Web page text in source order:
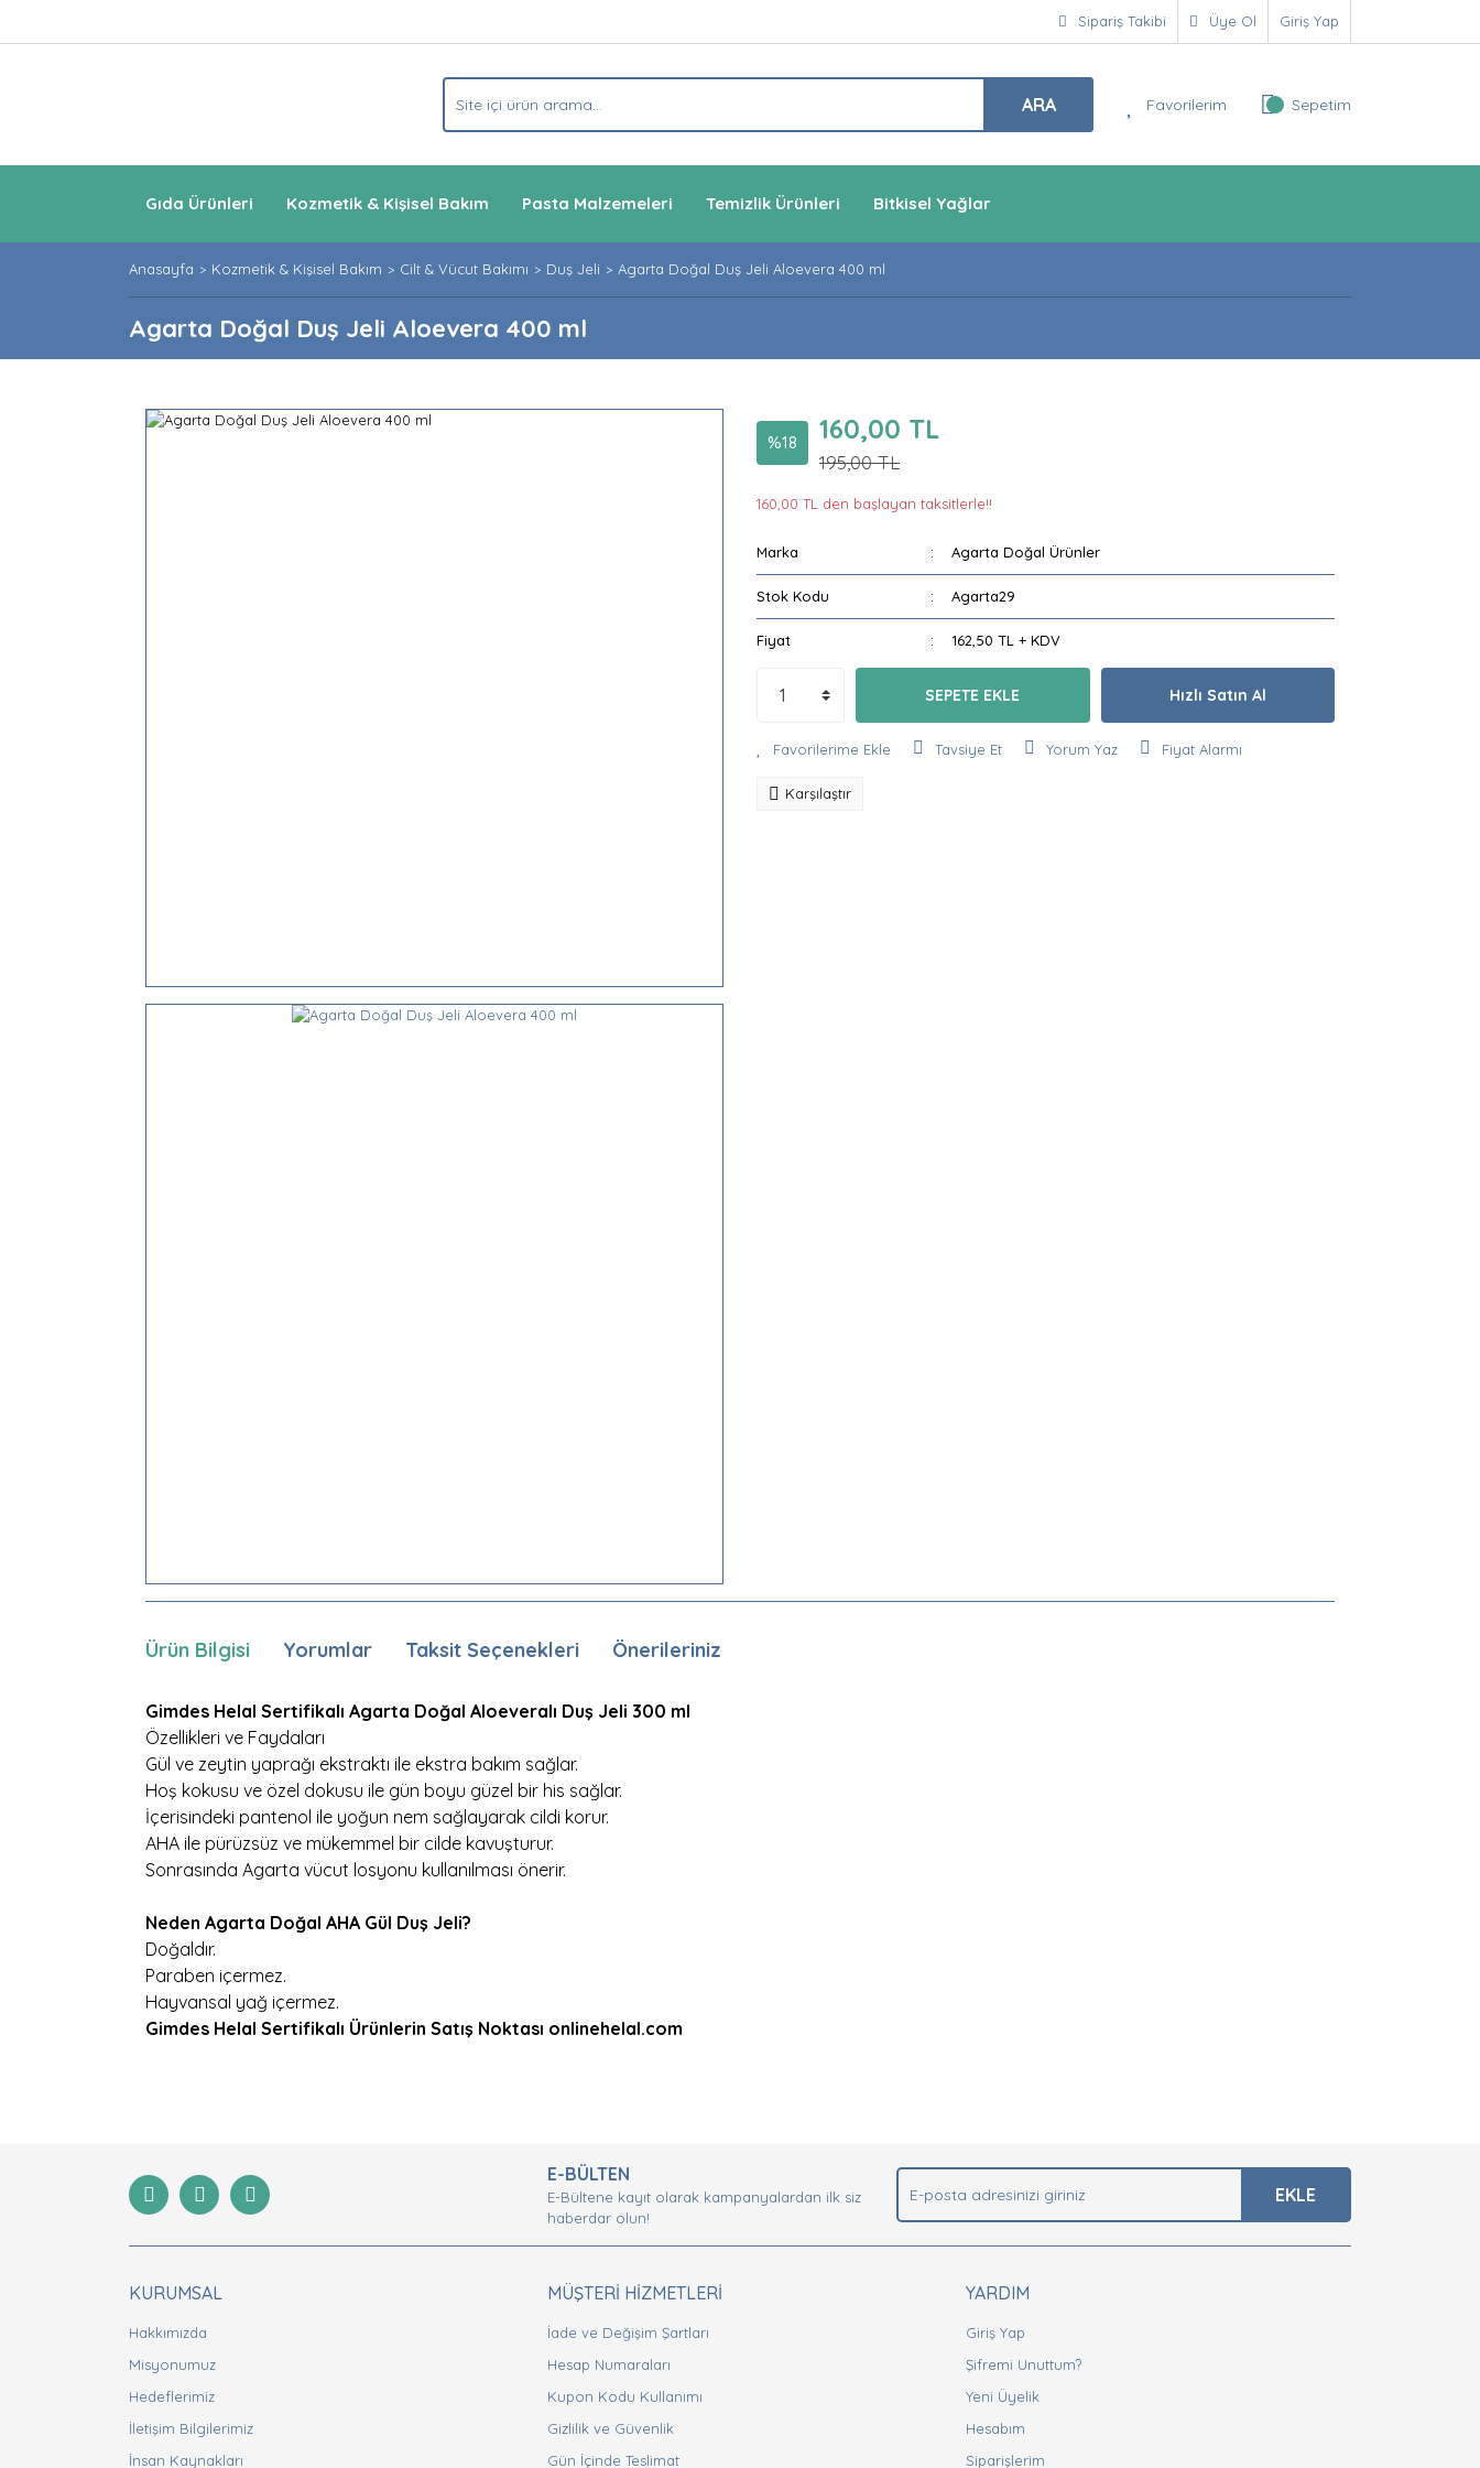
Sipariş Takibi Üye Ol Giriş Yap
ARA Favorilerim Sepetim
Gıda Ürünleri Kozmetik & Kişisel Bakım Pasta Malzemeleri Temizlik Ürünleri Bitkisel Yağlar
Anasayfa Kozmetik & Kişisel Bakım Cilt & Vücut Bakımı Duş Jeli Agarta Doğal Duş Jeli Aloevera 400 ml
Agarta Doğal Duş Jeli Aloevera 400 ml
%18 160,00 TL
195,00 TL
160,00 TL den başlayan taksitlerle!!
Marka Agarta Doğal Ürünler
Stok Kodu Agarta29
Fiyat 162,50 TL + KDV
SEPETE EKLE Hızlı Satın Al
Tavsiye Et Yorum Yaz Fiyat Alarmı
Karşılaştır
Ürün Bilgisi Yorumlar Taksit Seçenekleri Önerileriniz
Gimdes Helal Sertifikalı Agarta Doğal Aloeveralı Duş Jeli 300 ml
Özellikleri ve Faydaları
Gül ve zeytin yaprağı ekstraktı ile ekstra bakım sağlar.
Hoş kokusu ve özel dokusu ile gün boyu güzel bir his sağlar.
İçerisindeki pantenol ile yoğun nem sağlayarak cildi korur.
AHA ile pürüzsüz ve mükemmel bir cilde kavuşturur.
Sonrasında Agarta vücut losyonu kullanılması önerir.
Neden Agarta Doğal AHA Gül Duş Jeli?
Doğaldır.
Paraben içermez.
Hayvansal yağ içermez.
Gimdes Helal Sertifikalı Ürünlerin Satış Noktası onlinehelal.com
Ürün açıklamasında eksik bilgiler bulunuyor.
Bu ürüne benzer farklı alternatifler olmalı.
E-BÜLTEN
E-Bültene kayıt olarak kampanyalardan ilk siz
haberdar olun!
EKLE
KURUMSAL
Hakkımızda
Misyonumuz
Hedeflerimiz
İletişim Bilgilerimiz
İnsan Kaynakları
MÜŞTERİ HİZMETLERİ
İade ve Değişim Şartları
Hesap Numaraları
Kupon Kodu Kullanımı
Gizlilik ve Güvenlik
Gün İçinde Teslimat
YARDIM
Giriş Yap
Şifremi Unuttum?
Yeni Üyelik
Hesabım
Siparişlerim